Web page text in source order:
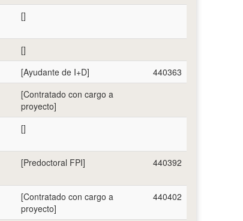
[]
[]
[Ayudante de I+D]
440363
[Contratado con cargo a
proyecto]
[]
[Predoctoral FPI] 440392
[Contratado con cargo a
proyecto]
440402